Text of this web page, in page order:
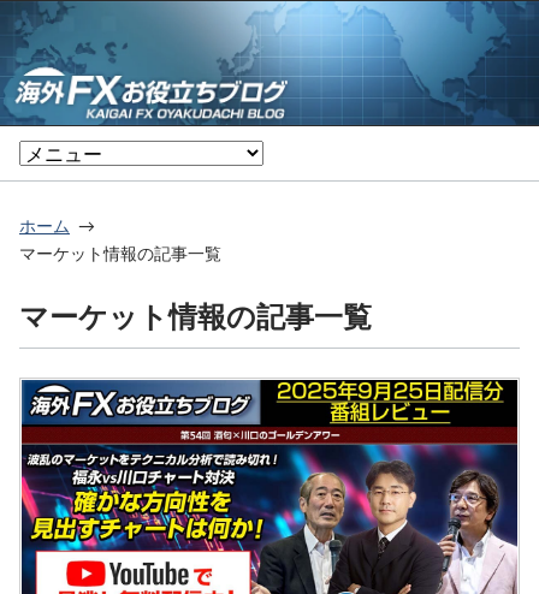
ホーム
マーケット情報の記事一覧
マーケット情報の記事一覧